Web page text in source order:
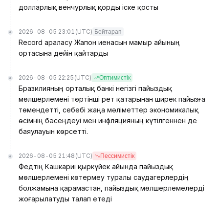
долларлық венчурлық қорды іске қосты
2026-08-05 23:01 (UTC) Бейтарап
Record араласу Жапон иенасын мамыр айының
ортасына дейін қайтарды
2026-08-05 22:25 (UTC) Оптимистік
Бразилияның орталық банкі негізгі пайыздық
мөлшерлемені төртінші рет қатарынан ширек пайызға
төмендетті, себебі жаңа мәліметтер экономикалық
өсімнің бәсеңдеуі мен инфляцияның күтілгеннен де
баяулауын көрсетті.
2026-08-05 21:48 (UTC) Пессимистік
Федтің Кашкариі қыркүйек айында пайыздық
мөлшерлемені көтермеу туралы саудагерлердің
болжамына қарамастан, пайыздық мөлшерлемелерді
жоғарылатуды талап етеді